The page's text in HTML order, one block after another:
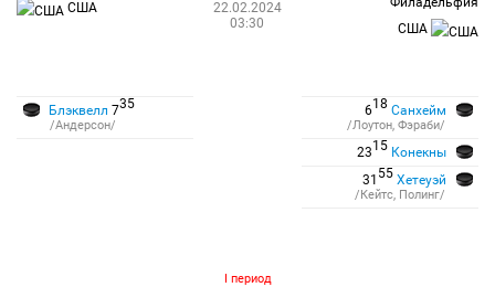
США
22.02.2024
03:30
США
Блэквелл 735
/Андерсон/
618 Санхейм
/Лоутон, Фэраби/
2315 Конекны
31 55 Хетеуэй
/Кейтс, Полинг/
I период